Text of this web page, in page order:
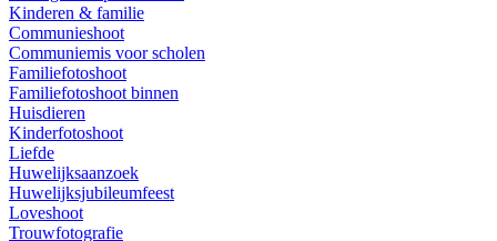
Kinderen & familie
Communieshoot
Communiemis voor scholen
Familiefotoshoot
Familiefotoshoot binnen
Huisdieren
Kinderfotoshoot
Liefde
Huwelijksaanzoek
Huwelijksjubileumfeest
Loveshoot
Trouwfotografie